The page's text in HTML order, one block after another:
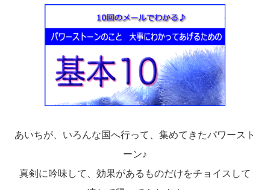
あいちが、いろんな国へ行って、集めてきたパワースト
ーン♪
真剣に吟味して、効果があるものだけをチョイスして